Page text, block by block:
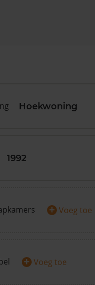
Hoekwoning
1992
+ Voeg toe
+ Voeg toe